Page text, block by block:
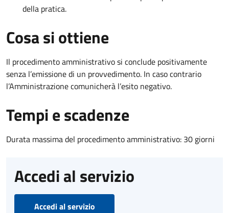
della pratica.
Cosa si ottiene
Il procedimento amministrativo si conclude positivamente
senza l’emissione di un provvedimento. In caso contrario
l’Amministrazione comunicherà l’esito negativo.
Tempi e scadenze
Durata massima del procedimento amministrativo: 30 giorni
Accedi al servizio
Accedi al servizio